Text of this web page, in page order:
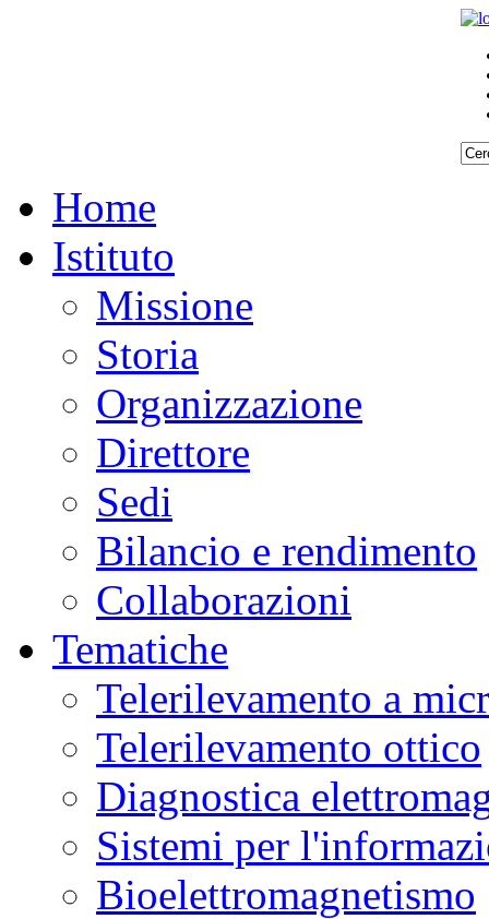
Home
Istituto
Missione
Storia
Organizzazione
Direttore
Sedi
Bilancio e rendimento
Collaborazioni
Tematiche
Telerilevamento a
Telerilevamento ottico
Diagnostica
Sistemi per
Bioelettromagnetismo